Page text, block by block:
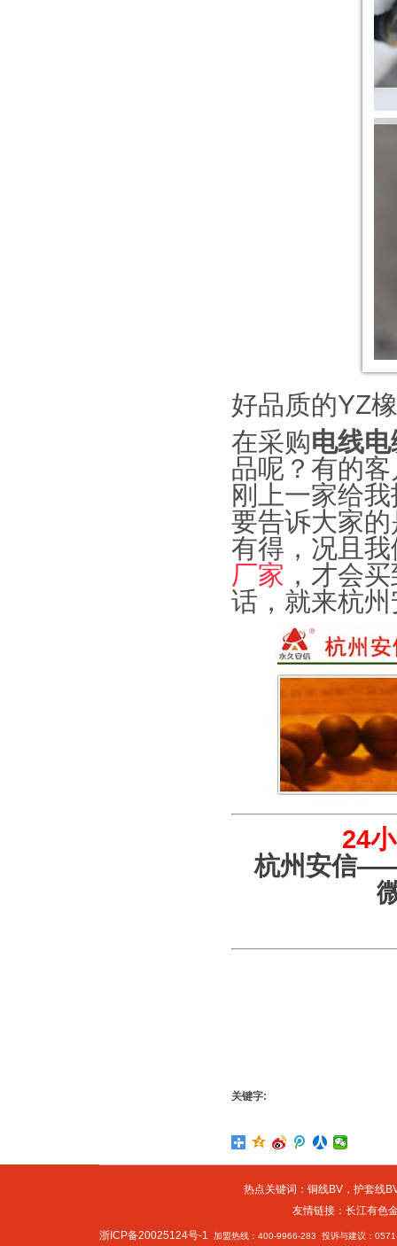
好品质的YZ
在采购电线电
品呢？有的
刚上一家给
要告诉大家
有得，况且
厂家 ，才会
话，就来杭
24
杭州安信
关键字:
热点关键词： 铜线BV， 护套线
友情链接： 长江有色
浙ICP备20025124号-1 加盟热线：400-9966-283 投诉与建议：